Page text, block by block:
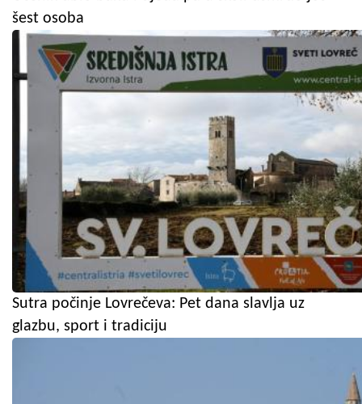
šest osoba
Sutra počinje Lovrečeva: Pet dana slavlja uz
glazbu, sport i tradiciju